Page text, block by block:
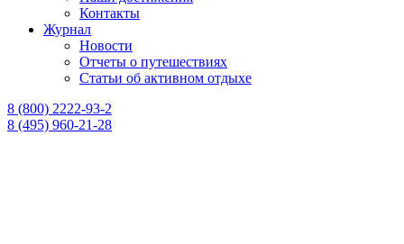
Контакты
Журнал
Новости
Отчеты о путешествиях
Статьи об активном отдыхе
8 (800) 2222-93-2
8 (495) 960-21-28